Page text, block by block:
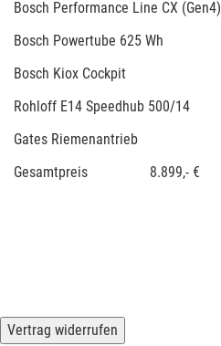
Bosch Performance Line CX (Gen4)
Bosch Powertube 625 Wh
Bosch Kiox Cockpit
Rohloff E14 Speedhub 500/14
Gates Riemenantrieb
Gesamtpreis 8.899,- €
Vertrag widerrufen